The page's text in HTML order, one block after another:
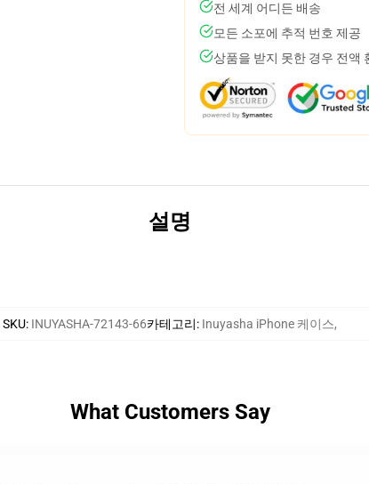
전 세계 어디든 배송
모든 소포에 추적 번호 제공
상품을 받지 못한 경우 전액
설명
SKU: INUYASHA-72143-66카테고리: Inuyasha iPhone 케이스,
What Customers Say